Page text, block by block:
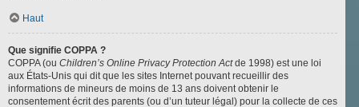
Haut
Que signifie COPPA ?
COPPA (ou Children’s Online Privacy Protection Actde 1998) est une loi
aux États-Unis qui dit que les sites Internet pouvant recueillir des
informations de mineurs de moins de 13 ans doivent obtenir le
consentement écrit des parents (ou d’un tuteur légal) pour la collecte de ces